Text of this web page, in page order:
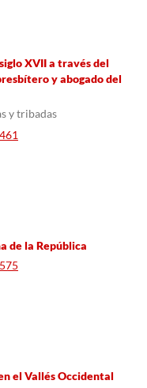
XVII a través del
y abogado del
y tribadas
de la República
el Vallés Occidental